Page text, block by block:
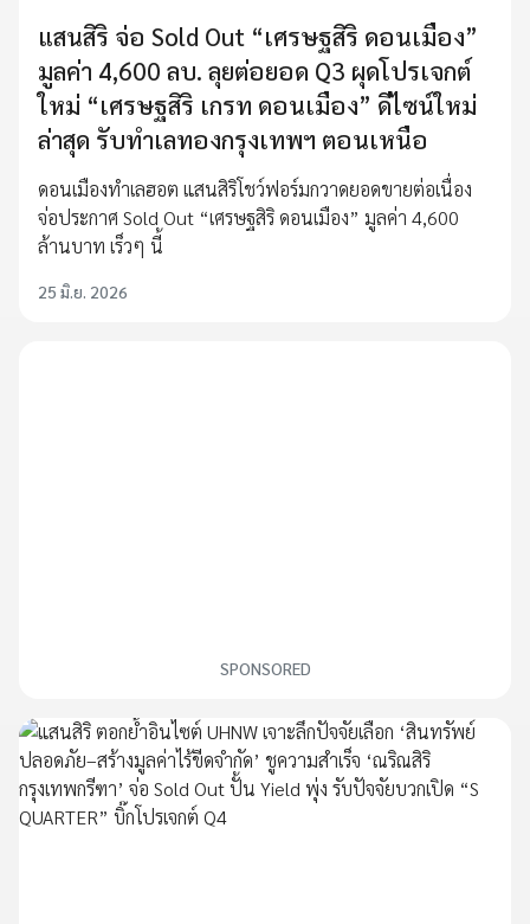
แสนสิริ จ่อ Sold Out “เศรษฐสิริ ดอนเมือง”
มูลค่า 4,600 ลบ. ลุยต่อยอด Q3 ผุดโปรเจกต์
ใหม่ “เศรษฐสิริ เกรท ดอนเมือง” ดีไซน์ใหม่
ล่าสุด รับทำเลทองกรุงเทพฯ ตอนเหนือ
ดอนเมืองทำเลฮอต แสนสิริโชว์ฟอร์มกวาดยอดขายต่อเนื่อง
จ่อประกาศ Sold Out “เศรษฐสิริ ดอนเมือง” มูลค่า 4,600
ล้านบาท เร็วๆ นี้
25 มิ.ย. 2026
SPONSORED